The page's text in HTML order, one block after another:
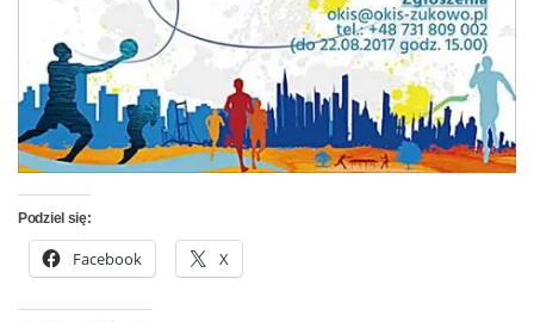
Podziel się:
Facebook X